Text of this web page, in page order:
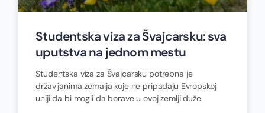
Studentska viza za Švajcarsku: sva
uputstva na jednom mestu
Studentska viza za Švajcarsku potrebna je
državljanima zemalja koje ne pripadaju Evropskoj
uniji da bi mogli da borave u ovoj zemlji duže